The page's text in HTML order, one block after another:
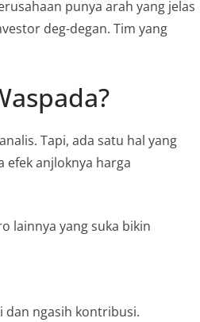
punya arah yang jelas
deg-degan. Tim yang
Tapi, ada satu hal yang
efek anjloknya harga
lainnya yang suka bikin
dan ngasih kontribusi.